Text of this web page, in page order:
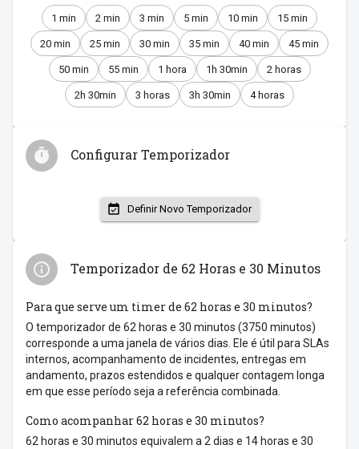
1 min 2 min 3 min 5 min 10 min 15 min
20 min 25 min 30 min 35 min 40 min 45 min
50 min 55 min 1 hora 1h 30min 2 horas
2h 30min 3 horas 3h 30min 4 horas
Configurar Temporizador
Definir Novo Temporizador
Temporizador de 62 Horas e 30 Minutos
Para que serve um timer de 62 horas e 30 minutos?
O temporizador de 62 horas e 30 minutos (3750 minutos)
corresponde a uma janela de vários dias. Ele é útil para SLAs
internos, acompanhamento de incidentes, entregas em
andamento, prazos estendidos e qualquer contagem longa
em que esse período seja a referência combinada.
Como acompanhar 62 horas e 30 minutos?
62 horas e 30 minutos equivalem a 2 dias e 14 horas e 30